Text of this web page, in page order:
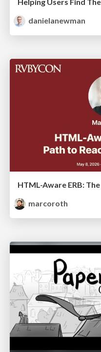
danielanewman
marcoroth